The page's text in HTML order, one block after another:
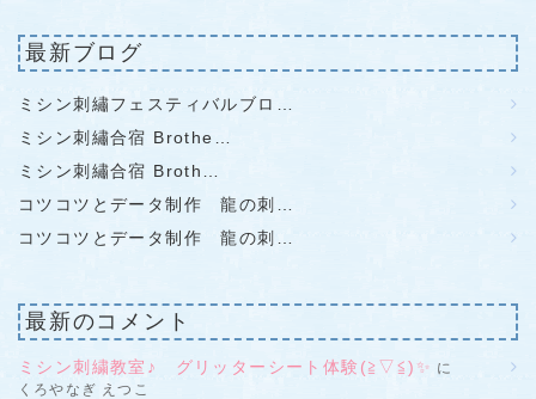
最新ブログ
ミシン刺繡フェスティバルブロ…
ミシン刺繡合宿 Brothe…
ミシン刺繡合宿 Broth…
コツコツとデータ制作 龍の刺…
コツコツとデータ制作 龍の刺…
最新のコメント
ミシン刺繍教室♪ グリッターシート体験(≧▽≦)✨ に
くろやなぎ えつこ